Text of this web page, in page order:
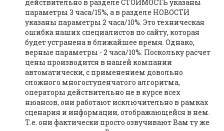
действительно в разделе СТОИМОСТЬ указаны
параметры 3 часа/15%, а в разделе НОВОСТИ
указаны параметры 2 часа/10%. Это техническая
ошибка наших специалистов по сайту, которая
будет устранена в ближайшее время. Однако,
верные параметры - 2 часа/10%. Поскольку расчет
цены производится в нашей компании
автоматически, с применением довольно
сложного многоступенчатого алгоритма,
операторы действительно не в курсе всех
нюансов, они работают исключительно в рамках
сценария и информации, отображающейся в нем.
Т.е. они фактически просто озвучивают Вам ту же